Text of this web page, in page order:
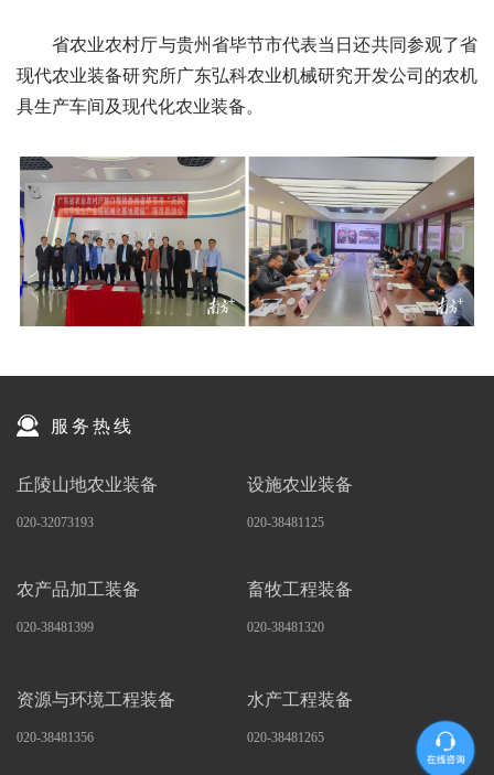
省农业农村厅与贵州省毕节市代表当日还共同参观了省
现代农业装备研究所广东弘科农业机械研究开发公司的农机
具生产车间及现代化农业装备。
服务热线
丘陵山地农业装备
020-32073193
设施农业装备
020-38481125
农产品加工装备
020-38481399
畜牧工程装备
020-38481320
资源与环境工程装备
020-38481356
水产工程装备
020-38481265